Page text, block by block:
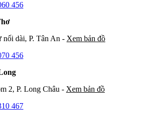
456
dài, P. Tân An - Xem bản đồ
456
2, P. Long Châu - Xem bản đồ
467